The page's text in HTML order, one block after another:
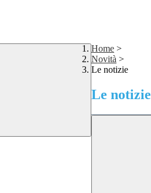
Home >
Novità >
Le notizie
Le notizie